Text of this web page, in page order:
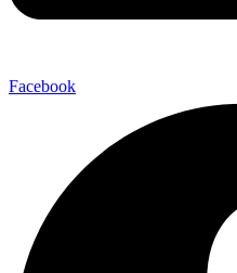
Facebook